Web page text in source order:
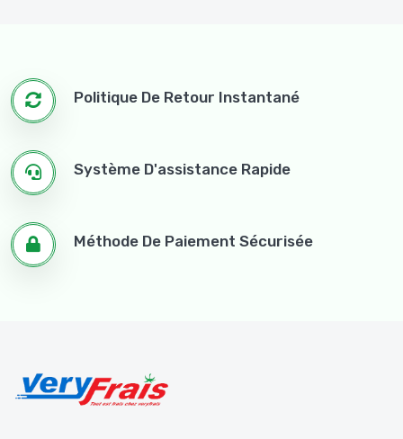
Politique De Retour Instantané
Système D'assistance Rapide
Méthode De Paiement Sécurisée